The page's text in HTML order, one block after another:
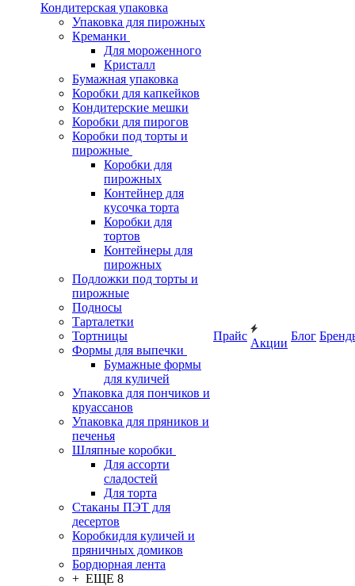
Кондитерская упаковка
Упаковка для пирожных
Креманки
Для мороженного
Кристалл
Бумажная упаковка
Коробки для капкейков
Кондитерские мешки
Коробки для пирогов
Коробки под торты и
пирожные
Коробки для
пирожных
Контейнер для
кусочка торта
Коробки для
тортов
Контейнеры для
пирожных
Подложки под торты и
пирожные
Подносы
Тарталетки
Тортницы
Формы для выпечки
Бумажные формы
для куличей
Упаковка для пончиков и
круассанов
Упаковка для пряников и
печенья
Шляпные коробки
Для ассорти
сладостей
Для торта
Стаканы ПЭТ для
десертов
Коробкидля куличей и
пряничных домиков
Бордюрная лента
+ ЕЩЕ 8
Прайс
Акции
Блог